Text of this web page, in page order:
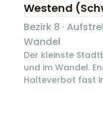
Westend
Bezirk 8 ·
Wandel
Der kleinste
und im Wandel.
Halteverbot fast